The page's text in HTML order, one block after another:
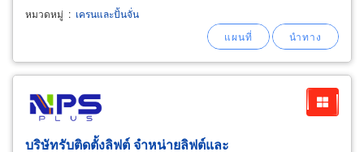
เรามีรถเครนรับจ้าง ขนาด 20 ตัน, 25 ตัน, 30 ตัน
และ 50 ตัน ทั้ง kato และ tadano รถเครนทุกคันมี
สภาพดีผ่านการตรวจสอบความปลอดภัยโดย
วิศวกร
หมวดหมู่ : เครนและปั้นจั่น
บริษัทรับติดตั้งลิฟต์ จำหน่ายลิฟต์และ